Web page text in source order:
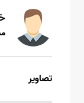
تصاویر